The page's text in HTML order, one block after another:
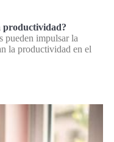
productividad?
pueden impulsar la
la productividad en el